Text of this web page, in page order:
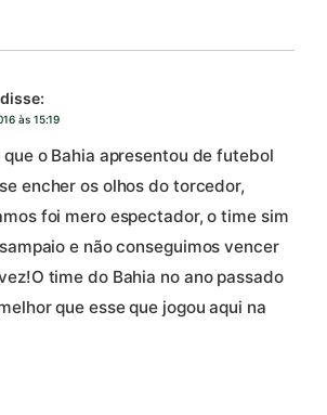
disse:
às 15:19
que o Bahia apresentou de futebol
encher os olhos do torcedor,
foi mero espectador, o time sim
e não conseguimos vencer
time do Bahia no ano passado
que esse que jogou aqui na